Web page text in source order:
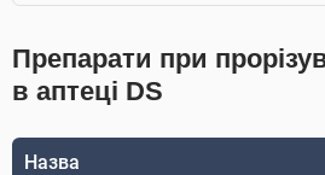
Препарати при
в аптеці DS
Назва